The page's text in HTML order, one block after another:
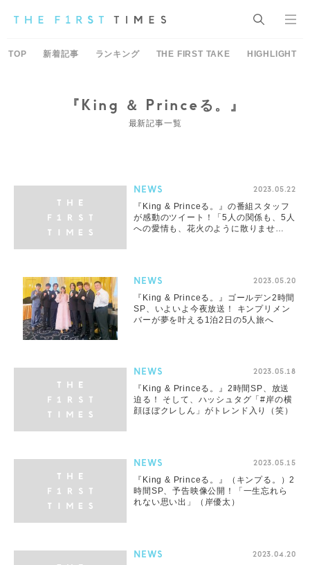
TOP 新着記事 ランキング THE FIRST TAKE HIGHLIGHT
『King ＆ Princeる。』
最新記事一覧
NEWS 2023.05.22
『King & Princeる。』の番組スタッフ
が感動のツイート！「5人の関係も、5人
への愛情も、花火のように散りませ
NEWS 2023.05.20
『King & Princeる。』ゴールデン2時間
SP、いよいよ今夜放送！ キンプリメン
バーが夢を叶える1泊2日の5人旅へ
NEWS 2023.05.18
『King & Princeる。』2時間SP、放送
迫る！ そして、ハッシュタグ「#岸の横
顔ほぼクレしん」がトレンド入り（笑）
NEWS 2023.05.15
『King & Princeる。』（キンプる。）2
時間SP、予告映像公開！「一生忘れら
れない思い出」（岸優太）
NEWS 2023.04.20